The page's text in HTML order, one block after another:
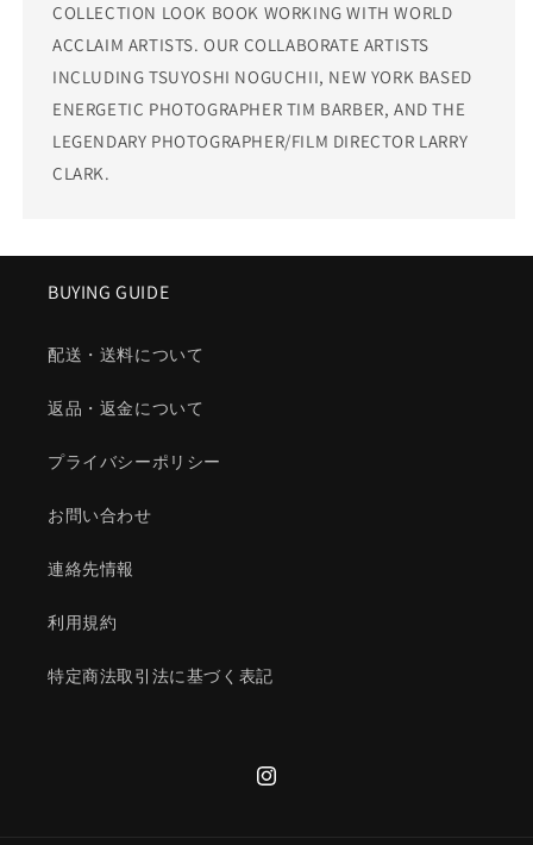
COLLECTION LOOK BOOK WORKING WITH WORLD
ACCLAIM ARTISTS. OUR COLLABORATE ARTISTS
INCLUDING TSUYOSHI NOGUCHII, NEW YORK BASED
ENERGETIC PHOTOGRAPHER TIM BARBER, AND THE
LEGENDARY PHOTOGRAPHER/FILM DIRECTOR LARRY
CLARK.
BUYING GUIDE
配送・送料について
返品・返金について
プライバシーポリシー
お問い合わせ
連絡先情報
利用規約
特定商法取引法に基づく表記
Instagram